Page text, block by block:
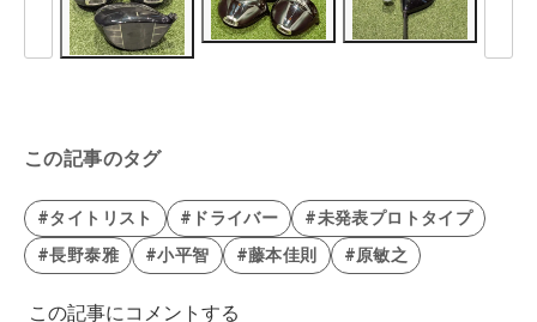
この記事のタグ
#タイトリスト #ドライバー
#未発表プロトタイプ
#長野泰雅
#小平智 #藤本佳則 #原敏之